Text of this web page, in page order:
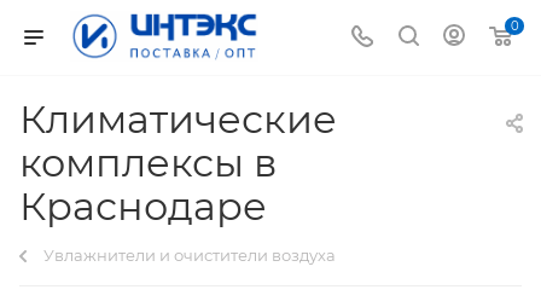
0
Климатические
комплексы в
Краснодаре
Увлажнители и очистители воздуха